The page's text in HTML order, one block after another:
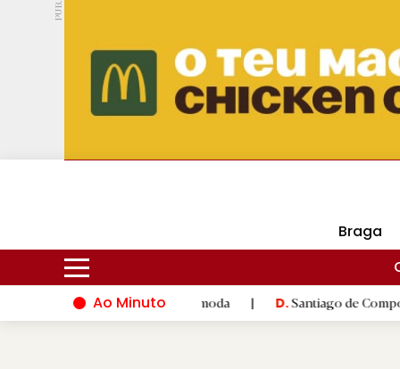
PUB.
Hoje 16ºC 30ºC DMtv
Braga
Ao Minuto
do mundo da moda D.Santiago de Compostela